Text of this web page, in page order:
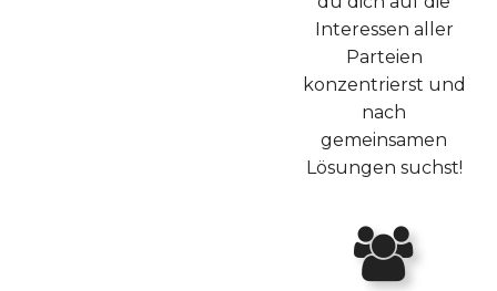
Interessen aller
Parteien
konzentrierst und
nach
gemeinsamen
Lösungen suchst!